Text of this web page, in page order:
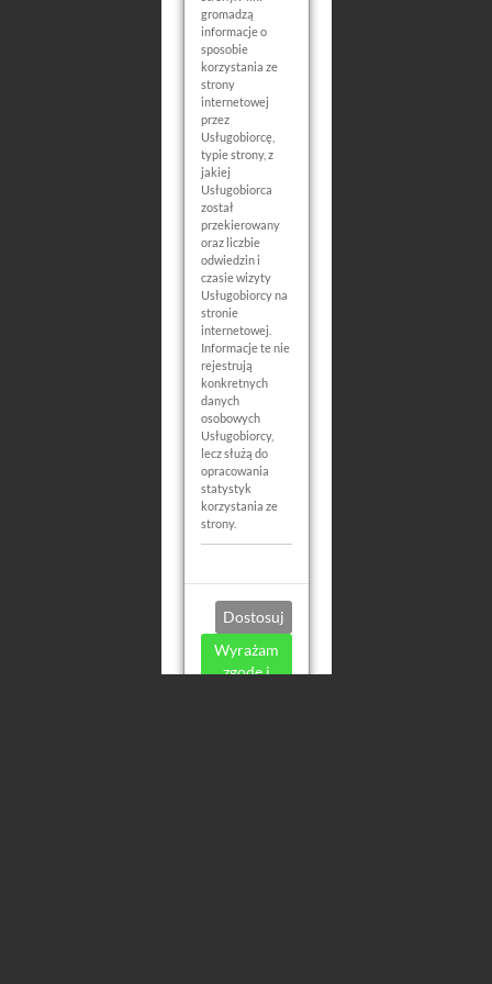
gromadzą
informacje o
sposobie
korzystania ze
strony
internetowej
przez
Usługobiorcę,
typie strony, z
jakiej
Usługobiorca
został
przekierowany
oraz liczbie
odwiedzin i
czasie wizyty
Usługobiorcy na
stronie
internetowej.
Informacje te nie
rejestrują
konkretnych
danych
osobowych
Usługobiorcy,
lecz służą do
opracowania
statystyk
korzystania ze
strony.
Dostosuj
Wyrażam
zgodę i